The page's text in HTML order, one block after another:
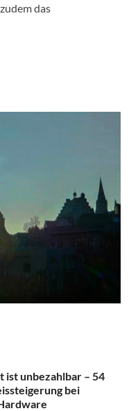
das
ist unbezahlbar – 54
bei